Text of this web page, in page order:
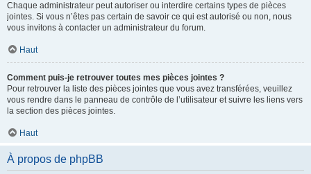
Chaque administrateur peut autoriser ou interdire certains types de pièces
jointes. Si vous n’êtes pas certain de savoir ce qui est autorisé ou non, nous
vous invitons à contacter un administrateur du forum.
Haut
Comment puis-je retrouver toutes mes pièces jointes ?
Pour retrouver la liste des pièces jointes que vous avez transférées, veuillez
vous rendre dans le panneau de contrôle de l’utilisateur et suivre les liens vers
la section des pièces jointes.
Haut
À propos de phpBB